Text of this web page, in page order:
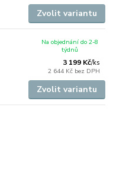
Zvolit variantu
3 199 Kč/ks
2 644 Kč bez DPH
Na objednání do 2-8
týdnů
Zvolit variantu